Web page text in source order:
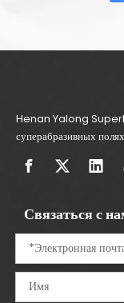
Henan Yalong
суперабразивных
Связаться с